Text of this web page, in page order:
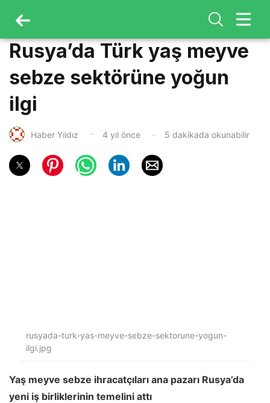
Rusya’da Türk yaş meyve
sebze sektörüne yoğun
ilgi
Haber Yıldız 4 yıl önce 5 dakikada okunabilir
rusyada-turk-yas-meyve-sebze-sektorune-yogun-
ilgi.jpg
Yaş meyve sebze ihracatçıları ana pazarı Rusya’da
yeni iş birliklerinin temelini attı